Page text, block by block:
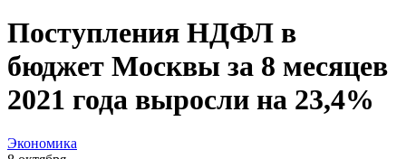
Поступления НДФЛ в
бюджет Москвы за 8 месяцев
2021 года выросли на 23,4%
Экономика